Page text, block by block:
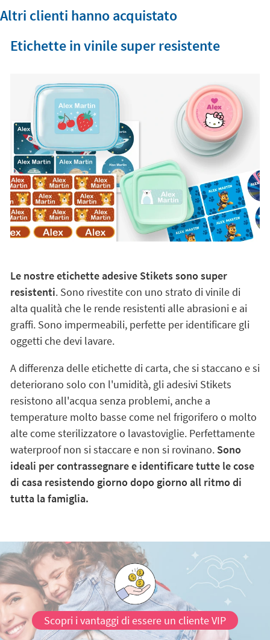
Altri clienti hanno acquistato
Etichette in vinile super resistente
Le nostre etichette adesive Stikets sono super
resistenti. Sono rivestite con uno strato di vinile di
alta qualità che le rende resistenti alle abrasioni e ai
graffi. Sono impermeabili, perfette per identificare gli
oggetti che devi lavare.
A differenza delle etichette di carta, che si staccano e si
deteriorano solo con l'umidità, gli adesivi Stikets
resistono all'acqua senza problemi, anche a
temperature molto basse come nel frigorifero o molto
alte come sterilizzatore o lavastoviglie. Perfettamente
waterproof non si staccare e non si rovinano. Sono
ideali per contrassegnare e identificare tutte le cose
di casa resistendo giorno dopo giorno all ritmo di
tutta la famiglia.
Scopri i vantaggi di essere un cliente VIP